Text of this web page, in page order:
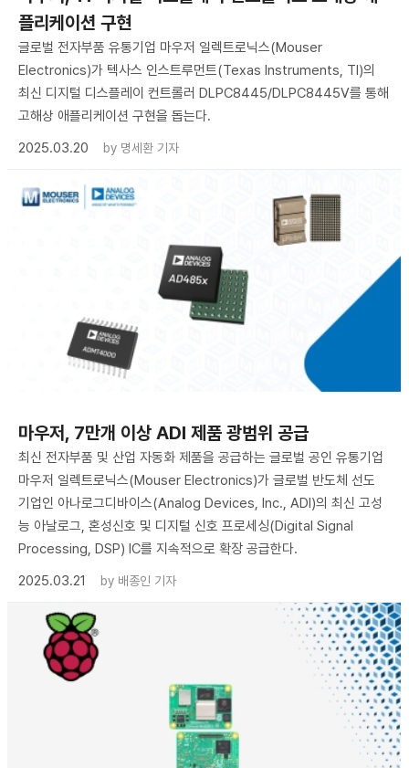
플리케이션 구현
글로벌 전자부품 유통기업 마우저 일렉트로닉스(Mouser
Electronics)가 텍사스 인스트루먼트(Texas Instruments, TI)의
최신 디지털 디스플레이 컨트롤러 DLPC8445/DLPC8445V를 통해
고해상 애플리케이션 구현을 돕는다.
2025.03.20
by 명세환 기자
마우저, 7만개 이상 ADI 제품 광범위 공급
최신 전자부품 및 산업 자동화 제품을 공급하는 글로벌 공인 유통기업
마우저 일렉트로닉스(Mouser Electronics)가 글로벌 반도체 선도
기업인 아나로그디바이스(Analog Devices, Inc., ADI)의 최신 고성
능 아날로그, 혼성신호 및 디지털 신호 프로세싱(Digital Signal
Processing, DSP) IC를 지속적으로 확장 공급한다.
2025.03.21
by 배종인 기자